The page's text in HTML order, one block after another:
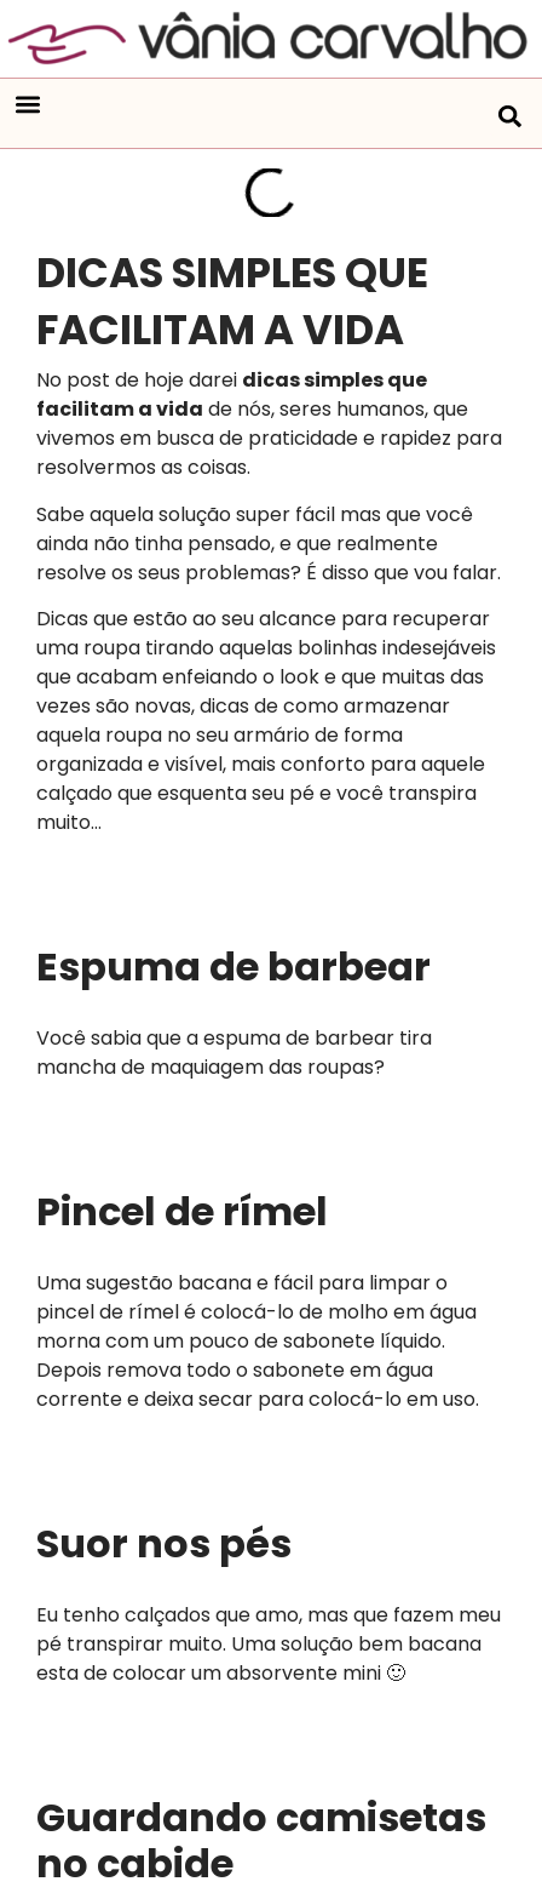
DICAS SIMPLES QUE
FACILITAM A VIDA
No post de hoje darei dicas simples que
facilitam a vida de nós, seres humanos, que
vivemos em busca de praticidade e rapidez para
resolvermos as coisas.
Sabe aquela solução super fácil mas que você
ainda não tinha pensado, e que realmente
resolve os seus problemas? É disso que vou falar.
Dicas que estão ao seu alcance para recuperar
uma roupa tirando aquelas bolinhas indesejáveis
que acabam enfeiando o look e que muitas das
vezes são novas, dicas de como armazenar
aquela roupa no seu armário de forma
organizada e visível, mais conforto para aquele
calçado que esquenta seu pé e você transpira
muito…
Espuma de barbear
Você sabia que a espuma de barbear tira
mancha de maquiagem das roupas?
Pincel de rímel
Uma sugestão bacana e fácil para limpar o
pincel de rímel é colocá-lo de molho em água
morna com um pouco de sabonete líquido.
Depois remova todo o sabonete em água
corrente e deixa secar para colocá-lo em uso.
Suor nos pés
Eu tenho calçados que amo, mas que fazem meu
pé transpirar muito. Uma solução bem bacana
esta de colocar um absorvente mini 🙂
Guardando camisetas
no cabide